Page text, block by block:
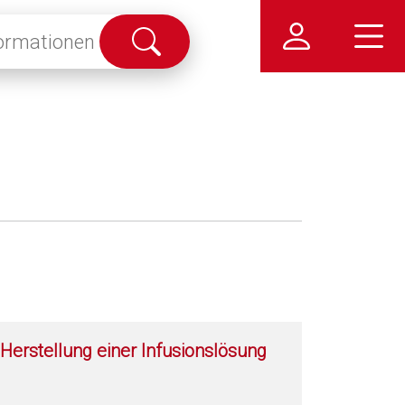
Suche
abschicken
einer Infusionslösung